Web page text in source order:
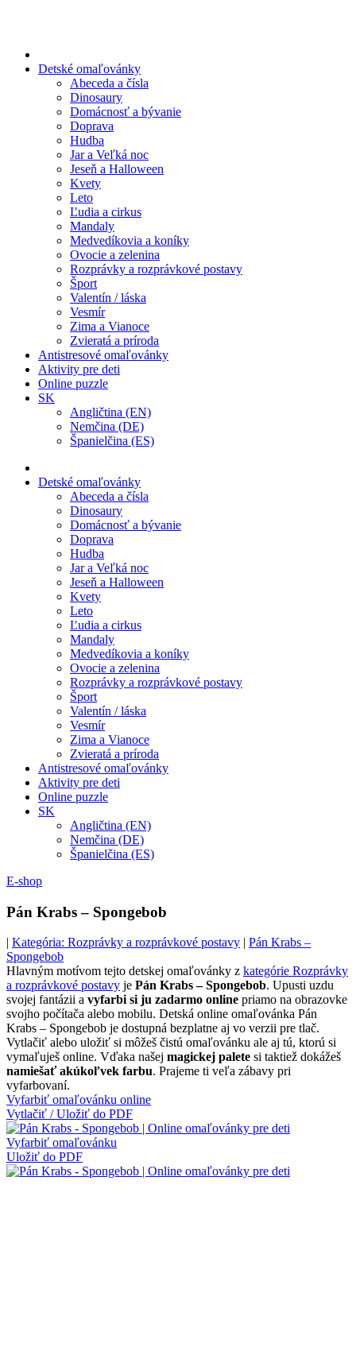
Detské omaľovánky
Abeceda a čísla
Dinosaury
Domácnosť a bývanie
Doprava
Hudba
Jar a Veľká noc
Jeseň a Halloween
Kvety
Leto
Ľudia a cirkus
Mandaly
Medvedíkovia a koníky
Ovocie a zelenina
Rozprávky a rozprávkové postavy
Šport
Valentín / láska
Vesmír
Zima a Vianoce
Zvieratá a príroda
Antistresové omaľovánky
Aktivity pre deti
Online puzzle
SK
Angličtina (EN)
Nemčina (DE)
Španielčina (ES)
Detské omaľovánky
Abeceda a čísla
Dinosaury
Domácnosť a bývanie
Doprava
Hudba
Jar a Veľká noc
Jeseň a Halloween
Kvety
Leto
Ľudia a cirkus
Mandaly
Medvedíkovia a koníky
Ovocie a zelenina
Rozprávky a rozprávkové postavy
Šport
Valentín / láska
Vesmír
Zima a Vianoce
Zvieratá a príroda
Antistresové omaľovánky
Aktivity pre deti
Online puzzle
SK
Angličtina (EN)
Nemčina (DE)
Španielčina (ES)
E-shop
Pán Krabs – Spongebob
| Kategória: Rozprávky a rozprávkové postavy | Pán Krabs –
Spongebob
Hlavným motívom tejto detskej omaľovánky z kategórie Rozprávky
a rozprávkové postavy je Pán Krabs – Spongebob. Upusti uzdu
svojej fantázii a vyfarbi si ju zadarmo online priamo na obrazovke
svojho počítača alebo mobilu. Detská online omaľovánka Pán
Krabs – Spongebob je dostupná bezplatne aj vo verzii pre tlač.
Vytlačiť alebo uložiť si môžeš čistú omaľovánku ale aj tú, ktorú si
vymaľuješ online. Vďaka našej magickej palete si taktiež dokážeš
namiešať akúkoľvek farbu. Prajeme ti veľa zábavy pri
vyfarbovaní.
Vyfarbiť omaľovánku online
Vytlačiť / Uložiť do PDF
Vyfarbiť omaľovánku
Uložiť do PDF